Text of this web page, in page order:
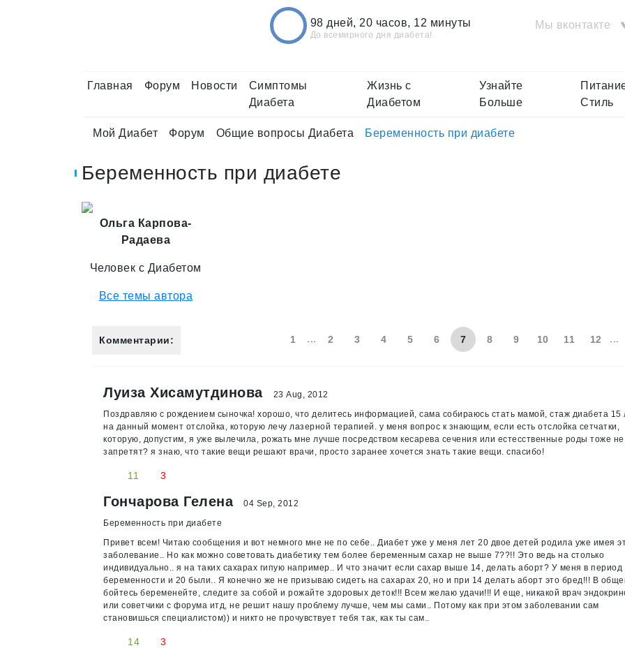
98 дней, 20 часов, 12 минуты
До всемирного дня диабета!
Мы вконтакте
Главная Форум Новости
Симптомы
Диабета
Жизнь с
Диабетом
Узнайте
Больше
Стиль
Мой Диабет Форум Общие вопросы Диабета Беременность при диабете
Беременность при диабете
Ольга Карпова-
Радаева
Человек с Диабетом
Все темы автора
Комментарии: 1 2 3 4 5 6 7 8 9 10 11 12
Луиза Хисамутдинова
23 Aug, 2012
Поздравляю с рождением сыночка! хорошо, что делитесь информацией, сама собираюсь стать мамой, стаж диабета 15
на данный момент отслойка, которую лечу лазерной терапией. у меня вопрос к знающим, если есть отслойка сетчатки,
которую, допустим, я уже вылечила, рожать мне лучше посредством кесарева сечения или естесственные роды тоже не
запретят? я знаю, что такие вещи решают врачи, просто заранее хочется знать такие вещи. спасибо!
11 3
Гончарова Гелена
04 Sep, 2012
Беременность при диабете
Привет всем! Читаю сообщения и вот немного мне не по себе.. Диабет уже у меня лет 20 двое детей родила уже имея
заболевание.. Но как можно советовать диабетику тем более беременным сахар не выше 7??!! Это ведь на столько
индивидуально.. я на таких сахарах гипую например.. И что значит если сахар выше 14, делать аборт? У меня в период
беременности и 20 были.. Я конечно же не призываю сидеть на сахарах 20, но и при 14 делать аборт это бред!!! В
бойтесь беременейте, следите за собой и рожайте здоровых деток!!! Всем желаю удачи!!! И еще, никакой врач
или советчики с форума итд, не решит нашу проблему лучше, чем мы сами.. Потому как при этом заболевании сам
становишься специалистом)) и никто не прочувствует тебя так, как ты сам..
14 3